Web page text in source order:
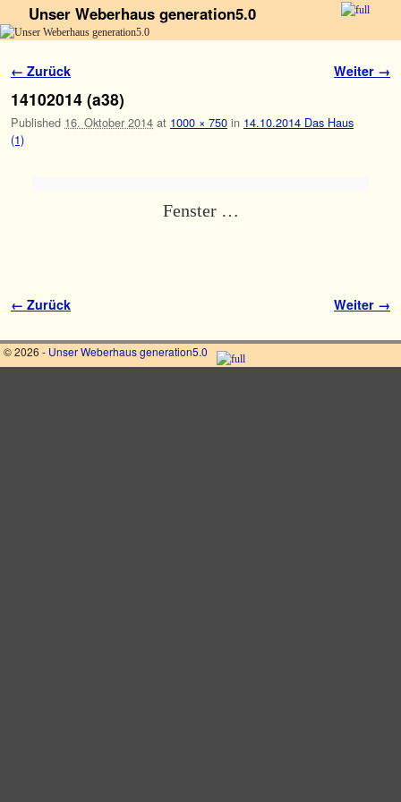
Unser Weberhaus generation5.0
Bilder-Navigation
← Zurück Weiter →
14102014 (a38)
Published 16. Oktober 2014 at 1000 × 750 in 14.10.2014 Das Haus
(1)
Fenster …
Bilder-Navigation
← Zurück Weiter →
© 2026 - Unser Weberhaus generation5.0